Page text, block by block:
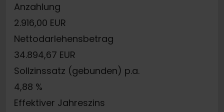
Anzahlung
2.916,00 EUR
Nettodarlehensbetrag
34.894,67 EUR
Sollzinssatz (gebunden) p.a.
4,88 %
Effektiver Jahreszins